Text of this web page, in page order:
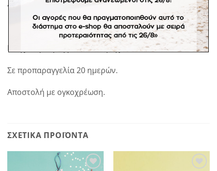
Διαστάσεις: ύψος 4,5- 8 εκ. διάμετρος 4 εκ.
Ελάχιστη παραγγελία 40 τεμάχια.
Σε προπαραγγελία 20 ημερών.
Αποστολή με ογκοχρέωση.
ΣΧΕΤΙΚΆ ΠΡΟΪΌΝΤΑ